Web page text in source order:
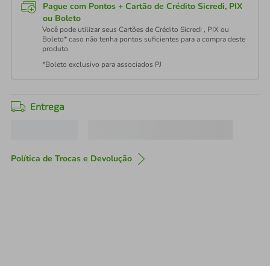
Pague com Pontos + Cartão de Crédito Sicredi, PIX
ou Boleto
Você pode utilizar seus Cartões de Crédito Sicredi , PIX ou
Boleto* caso não tenha pontos suficientes para a compra deste
produto.
*Boleto exclusivo para associados PJ
Entrega
Política de Trocas e Devolução